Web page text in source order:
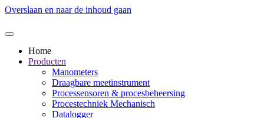
Overslaan en naar de inhoud gaan
Home
Producten
Manometers
Draagbare meetinstrument
Processensoren & procesbeheersing
Procestechniek Mechanisch
Datalogger